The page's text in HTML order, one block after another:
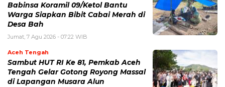
‎Babinsa Koramil 09/Ketol Bantu
Warga Siapkan Bibit Cabai Merah di
Desa Bah
Jumat, 7 Agu 2026 - 07:22 WIB
Aceh Tengah
Sambut HUT RI Ke 81, Pemkab Aceh
Tengah Gelar Gotong Royong Massal
di Lapangan Musara Alun